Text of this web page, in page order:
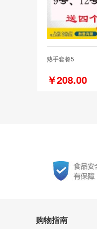
熟手套餐5
￥208.00
购物指南